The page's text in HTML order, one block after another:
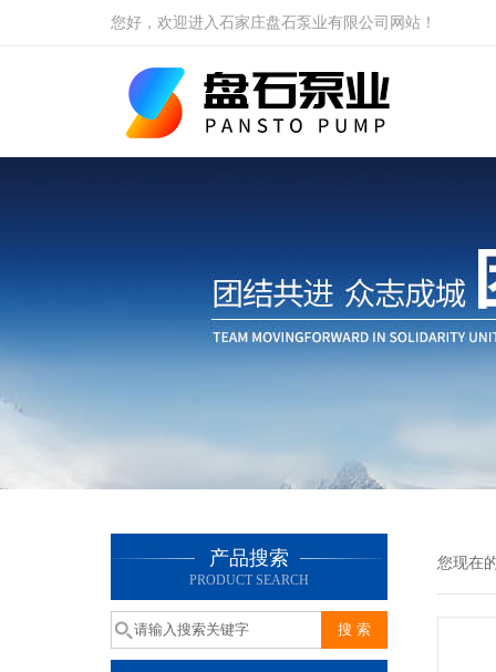
您好，欢迎进入石家庄盘石泵业有限公司网站！
产品搜索
PRODUCT SEARCH
您现在